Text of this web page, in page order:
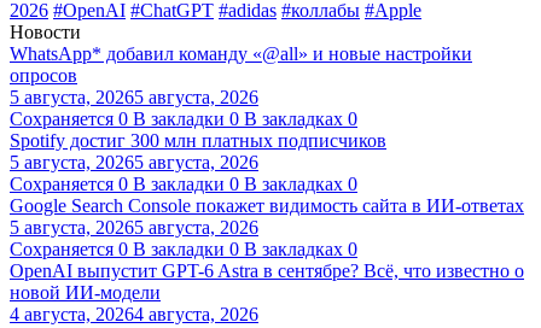
2026 #OpenAI #ChatGPT #adidas #коллабы #Apple
Новости
WhatsApp* добавил команду «@all» и новые настройки
опросов
5 августа, 20265 августа, 2026
Сохраняется 0 В закладки 0 В закладках 0
Spotify достиг 300 млн платных подписчиков
5 августа, 20265 августа, 2026
Сохраняется 0 В закладки 0 В закладках 0
Google Search Console покажет видимость сайта в ИИ-ответах
5 августа, 20265 августа, 2026
Сохраняется 0 В закладки 0 В закладках 0
OpenAI выпустит GPT-6 Astra в сентябре? Всё, что известно о
новой ИИ-модели
4 августа, 20264 августа, 2026